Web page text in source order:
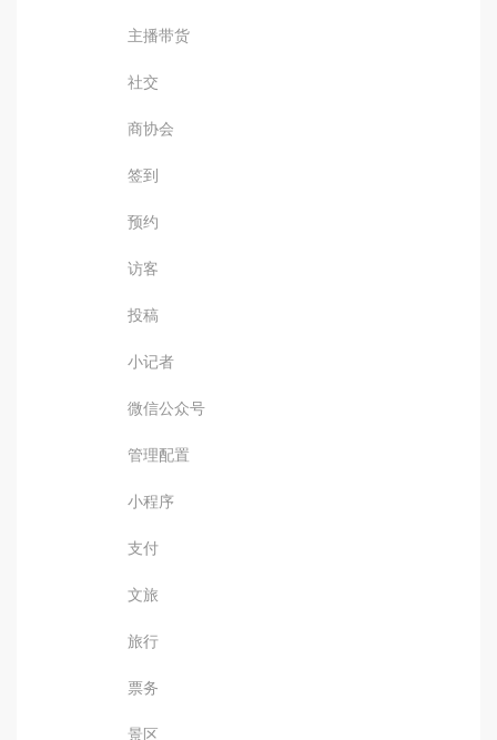
主播带货
社交
商协会
签到
预约
访客
投稿
小记者
微信公众号
管理配置
小程序
支付
文旅
旅行
票务
景区